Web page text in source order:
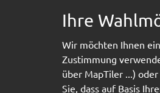
Ihre
Wir möchten Ihnen
Zustimmung
über MapTiler ...)
Sie, dass auf Basis